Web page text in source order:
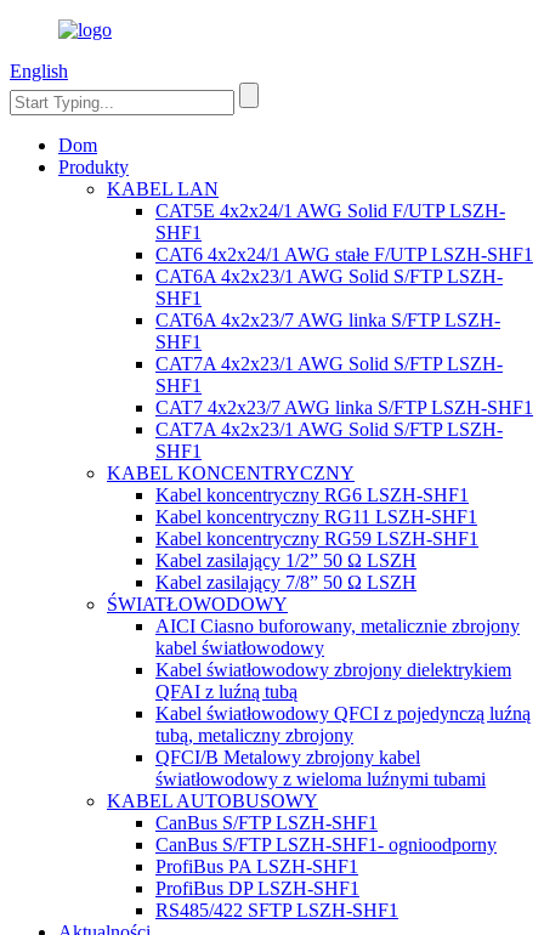
English
Dom
Produkty
KABEL LAN
CAT5E 4x2x24/1 AWG Solid F/UTP LSZH-
SHF1
CAT6 4x2x24/1 AWG stałe F/UTP LSZH-SHF1
CAT6A 4x2x23/1 AWG Solid S/FTP LSZH-
SHF1
CAT6A 4x2x23/7 AWG linka S/FTP LSZH-
SHF1
CAT7A 4x2x23/1 AWG Solid S/FTP LSZH-
SHF1
CAT7 4x2x23/7 AWG linka S/FTP LSZH-SHF1
CAT7A 4x2x23/1 AWG Solid S/FTP LSZH-
SHF1
KABEL KONCENTRYCZNY
Kabel koncentryczny RG6 LSZH-SHF1
Kabel koncentryczny RG11 LSZH-SHF1
Kabel koncentryczny RG59 LSZH-SHF1
Kabel zasilający 1/2” 50 Ω LSZH
Kabel zasilający 7/8” 50 Ω LSZH
ŚWIATŁOWODOWY
AICI Ciasno buforowany, metalicznie zbrojony
kabel światłowodowy
Kabel światłowodowy zbrojony dielektrykiem
QFAI z luźną tubą
Kabel światłowodowy QFCI z pojedynczą luźną
tubą, metaliczny zbrojony
QFCI/B Metalowy zbrojony kabel
światłowodowy z wieloma luźnymi tubami
KABEL AUTOBUSOWY
CanBus S/FTP LSZH-SHF1
CanBus S/FTP LSZH-SHF1- ognioodporny
ProfiBus PA LSZH-SHF1
ProfiBus DP LSZH-SHF1
RS485/422 SFTP LSZH-SHF1